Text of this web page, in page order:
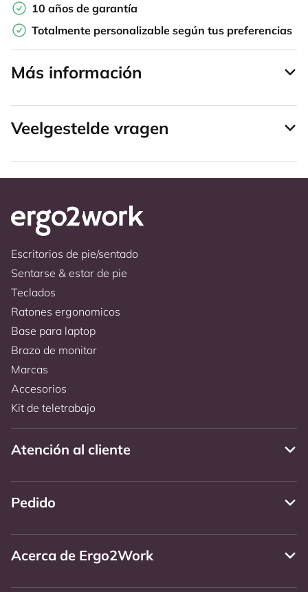
10 años de garantía
Totalmente personalizable según tus preferencias
Más información
Veelgestelde vragen
Escritorios de pie/sentado
Sentarse & estar de pie
Teclados
Ratones ergonomicos
Base para laptop
Brazo de monitor
Marcas
Accesorios
Kit de teletrabajo
Atención al cliente
Pedido
Acerca de Ergo2Work